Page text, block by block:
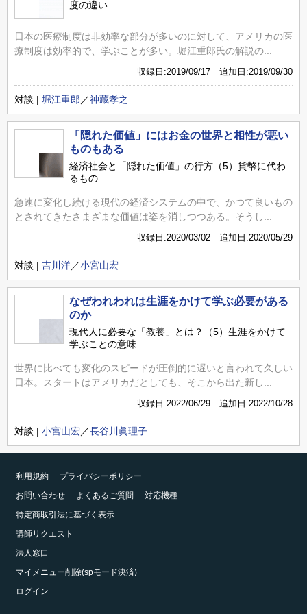
度の違い
日本の医療制度は非効率な部分が多いのに対して、アメリカの医
療制度は効率的で、学ぶことが多い。堀江重郎氏の解説の...
収録日:2019/09/17 追加日:2019/09/30
対談 | 堀江重郎 ／神藏孝之
「隠れた価値」にはお金の世界と相性が悪い
ものもある
経済社会と「隠れた価値」の行方（5）貨幣に代わ
るもの
急速に変化し続ける現代の経済システムの中で、かつて良いもの
とされてきたさまざまな価値は姿を消しつつある。そうし...
収録日:2020/03/02 追加日:2020/05/29
対談 | 吉川洋／小宮山宏
なぜわれわれは生涯をかけて学ぶ必要がある
のか
現代人に必要な「教養」とは？（5）生涯をかけて
学ぶことの意味
世界に比べても変化のスピードが圧倒的に遅いと言われて久しい
日本。スタートはアメリカだとしても、そこから出た新し...
収録日:2022/06/29 追加日:2022/10/28
対談 | 小宮山宏／長谷川眞理子
利用規約
プライバシーポリシー
お問い合わせ
よくあるご質問
対応機種
特定商取引法に基づく表示
講師リクエスト
法人窓口
マイメニュー削除(spモード決済)
ログイン